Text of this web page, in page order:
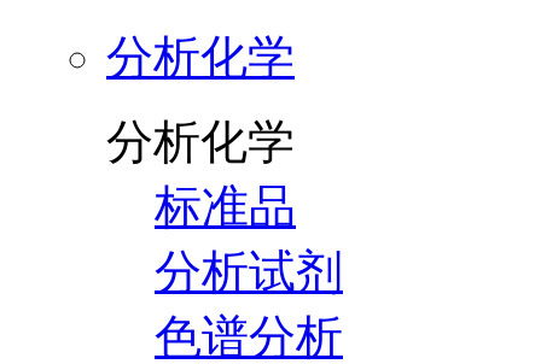
分析化学
分析化学
标准品
分析试剂
色谱分析